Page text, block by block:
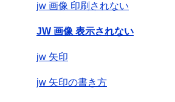
jw 画像 印刷されない
JW 画像 表示されない
jw 矢印
jw 矢印の書き方